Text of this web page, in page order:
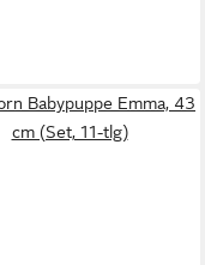
Babypuppe Emma, 43
cm (Set, 11-tlg)